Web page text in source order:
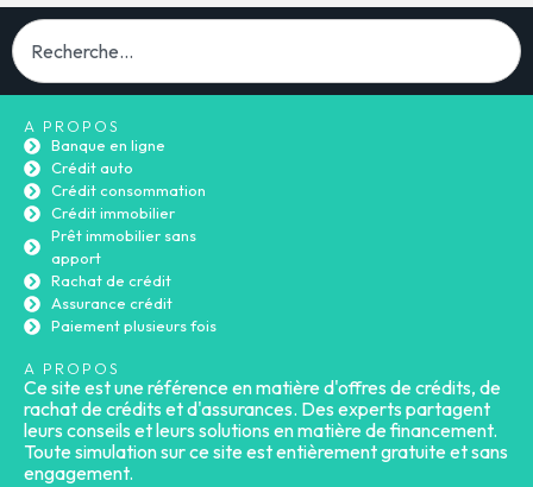
A PROPOS
Banque en ligne
Crédit auto
Crédit consommation
Crédit immobilier
Prêt immobilier sans
apport
Rachat de crédit
Assurance crédit
Paiement plusieurs fois
A PROPOS
Ce site est une référence en matière d'offres de crédits, de
rachat de crédits et d'assurances. Des experts partagent
leurs conseils et leurs solutions en matière de financement.
Toute simulation sur ce site est entièrement gratuite et sans
engagement.